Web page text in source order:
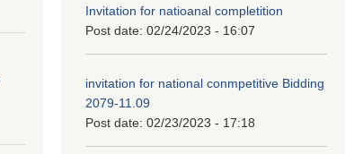
Invitation for natioanal completition
Post date: 02/24/2023 - 16:07
invitation for national conmpetitive Bidding
2079-11.09
Post date: 02/23/2023 - 17:18